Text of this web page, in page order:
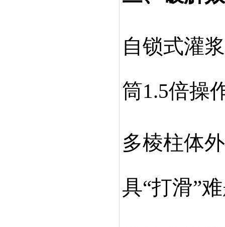
自锁式灌
筒1.5倍操
多棱柱体
具“打滑”